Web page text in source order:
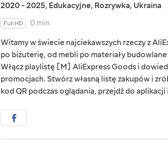
2020 - 2025, Edukacyjne, Rozrywka, Ukraina
Full HD
0 min
Witamy w świecie najciekawszych rzeczy z
po biżuterię, od mebli po materiały
Włącz playlistę [M] AliExpress Goods i
promocjach. Stwórz własną listę zakupów i
kod QR podczas oglądania, przejdź do aplikacji i